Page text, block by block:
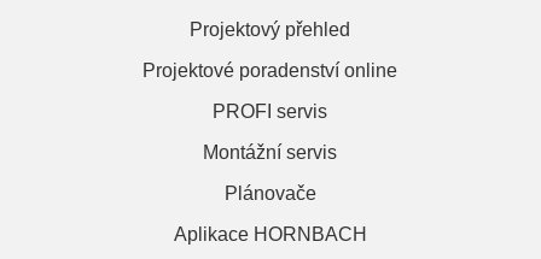
Projektový přehled
Projektové poradenství online
PROFI servis
Montážní servis
Plánovače
Aplikace HORNBACH